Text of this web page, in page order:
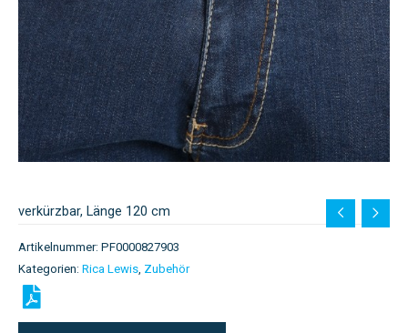
verkürzbar, Länge 120 cm
Artikelnummer: PF0000827903
Kategorien: Rica Lewis Zubehör